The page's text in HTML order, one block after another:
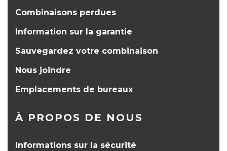
Combinaisons perdues
Information sur la garantie
Sauvegardez votre combinaison
Nous joindre
Emplacements de bureaux
À PROPOS DE NOUS
Informations sur la sécurité